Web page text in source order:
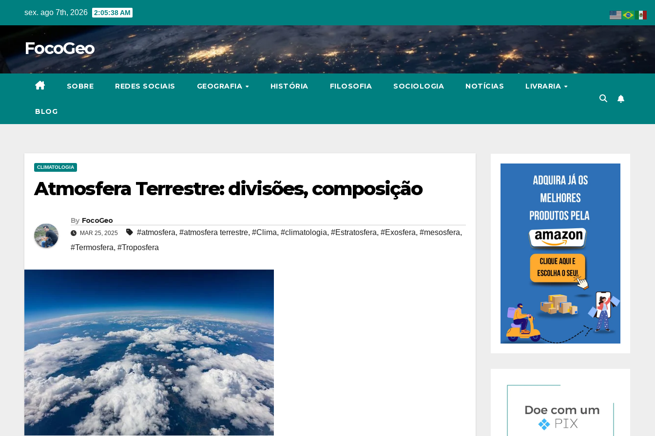
sex. ago 7th, 2026 2:05:39 AM
FocoGeo
SOBRE REDES SOCIAIS GEOGRAFIA HISTÓRIA FILOSOFIA SOCIOLOGIA NOTÍCIAS LIVRARIA
BLOG
CLIMATOLOGIA
Atmosfera Terrestre: divisões, composição
By FocoGeo
MAR 25, 2025 #atmosfera, #atmosfera terrestre, #Clima, #climatologia, #Estratosfera, #Exosfera, #mesosfera,
#Termosfera, #Troposfera